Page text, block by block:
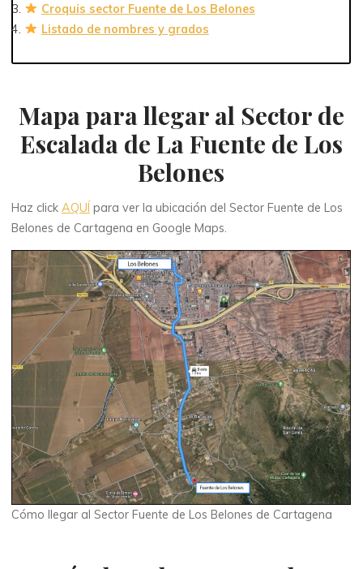
Croquis sector Fuente de Los Belones
Listado de nombres y grados
Mapa para llegar al Sector de
Escalada de La Fuente de Los
Belones
Haz click AQUÍ para ver la ubicación del Sector Fuente de Los
Belones de Cartagena en Google Maps.
Cómo llegar al Sector Fuente de Los Belones de Cartagena